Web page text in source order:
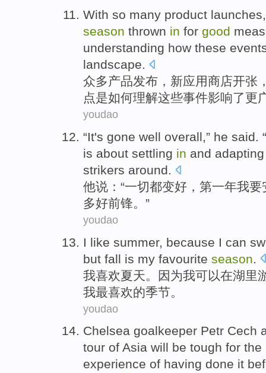
With so many product launches
season thrown in for good
understanding how these
landscape.
众多产品发布 ， 新应用商店开张
点是如何理解这些事件影响了更
youdao
“It's gone well overall,” he said.
is about settling in and
strikers around.
他说 ：“一切都变好 ， 第一年我要
多好前锋。”
youdao
I like summer, because I can
but fall is my favourite season
我喜欢夏天 。 因为我可以在湖里
我最喜欢的季节 。
youdao
Chelsea goalkeeper Petr Cech
tour of Asia will be tough for the
experience of having done it